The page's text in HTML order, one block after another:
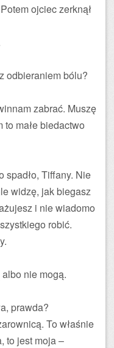
ojciec zerknął
odbieraniem bólu?
zabrać. Muszę
to małe biedactwo
spadło, Tiffany. Nie
widzę, jak biegasz
i nie wiadomo
robić.
nie mogą.
prawda?
To właśnie
to jest moja –